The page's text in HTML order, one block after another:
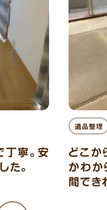
丁寧。安
た。
遺品整理
どこか
かわか
間でき